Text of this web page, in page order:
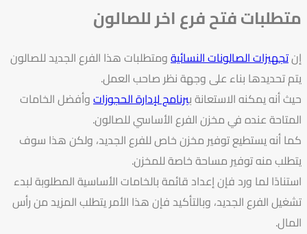
متطلبات فتح فرع اخر للصالون
إنتجهيزات الصالونات النسائيةومتطلبات هذا الفرع الجديد للصالون
يتم تحديدها بناء على وجهة نظر صاحب العمل.
حيث أنه يمكنه الاستعانة ببرنامج لإدارة الحجوزاتوأفضل الخامات
المتاحة عنده في مخزن الفرع الأساسي للصالون.
كما أنه يستطيع توفير مخزن خاص للفرع الجديد، ولكن هذا سوف
يتطلب منه توفير مساحة خاصة للمخزن.
استنادًا لما ورد فإن إعداد قائمة بالخامات الأساسية المطلوبة لبدء
تشغيل الفرع الجديد، وبالتأكيد فإن هذا الأمر يتطلب المزيد من رأس
المال.